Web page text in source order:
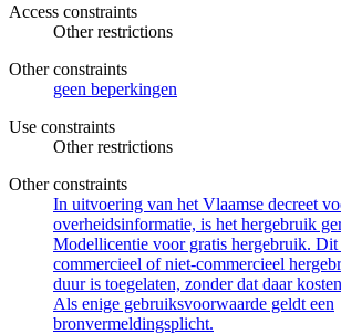
Access constraints
Other restrictions
Other constraints
geen beperkingen
Use constraints
Other restrictions
Other constraints
In uitvoering van het Vlaamse decreet
overheidsinformatie, is het hergebruik
Modellicentie voor gratis hergebruik. Dit
commercieel of niet-commercieel
duur is toegelaten, zonder dat daar
Als enige gebruiksvoorwaarde geldt een
bronvermeldingsplicht.